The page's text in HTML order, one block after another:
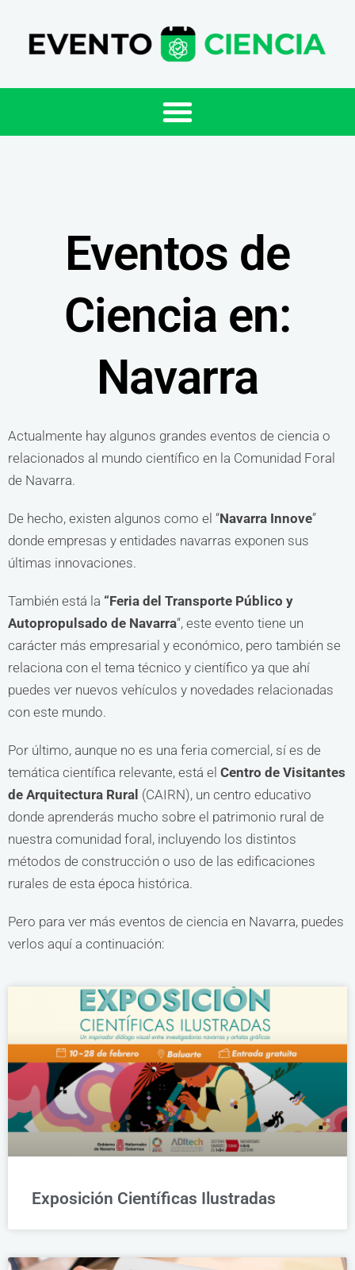
Eventos de
Ciencia en:
Navarra
Actualmente hay algunos grandes eventos de ciencia o
relacionados al mundo científico en la Comunidad Foral
de Navarra.
De hecho, existen algunos como el “Navarra Innove”
donde empresas y entidades navarras exponen sus
últimas innovaciones.
También está la “Feria del Transporte Público y
Autopropulsado de Navarra“, este evento tiene un
carácter más empresarial y económico, pero también se
relaciona con el tema técnico y científico ya que ahí
puedes ver nuevos vehículos y novedades relacionadas
con este mundo.
Por último, aunque no es una feria comercial, sí es de
temática científica relevante, está el Centro de Visitantes
de Arquitectura Rural (CAIRN), un centro educativo
donde aprenderás mucho sobre el patrimonio rural de
nuestra comunidad foral, incluyendo los distintos
métodos de construcción o uso de las edificaciones
rurales de esta época histórica.
Pero para ver más eventos de ciencia en Navarra, puedes
verlos aquí a continuación:
Exposición Científicas Ilustradas